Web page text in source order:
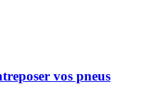
vos pneus